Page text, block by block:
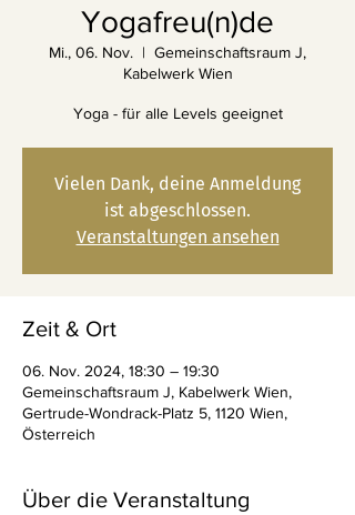
Yogafreu(n)de
Mi., 06. Nov.
  |
Gemeinschaftsraum J,
Kabelwerk Wien
Yoga - für alle Levels geeignet
Vielen Dank, deine Anmeldung
ist abgeschlossen.
Veranstaltungen ansehen
Zeit & Ort
06. Nov. 2024, 18:30 – 19:30
Gemeinschaftsraum J, Kabelwerk Wien,
Gertrude-Wondrack-Platz 5, 1120 Wien,
Österreich
Über die Veranstaltung